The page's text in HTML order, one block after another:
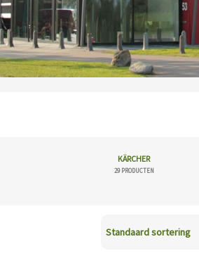
KÄRCHER
29 PRODUCTEN